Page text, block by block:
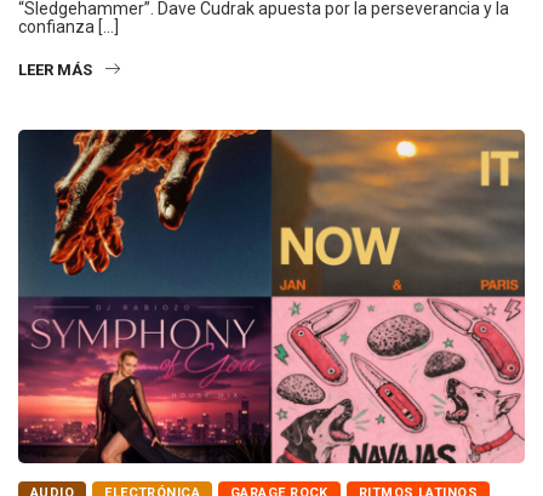
“Sledgehammer”. Dave Cudrak apuesta por la perseverancia y la
confianza […]
LEER MÁS